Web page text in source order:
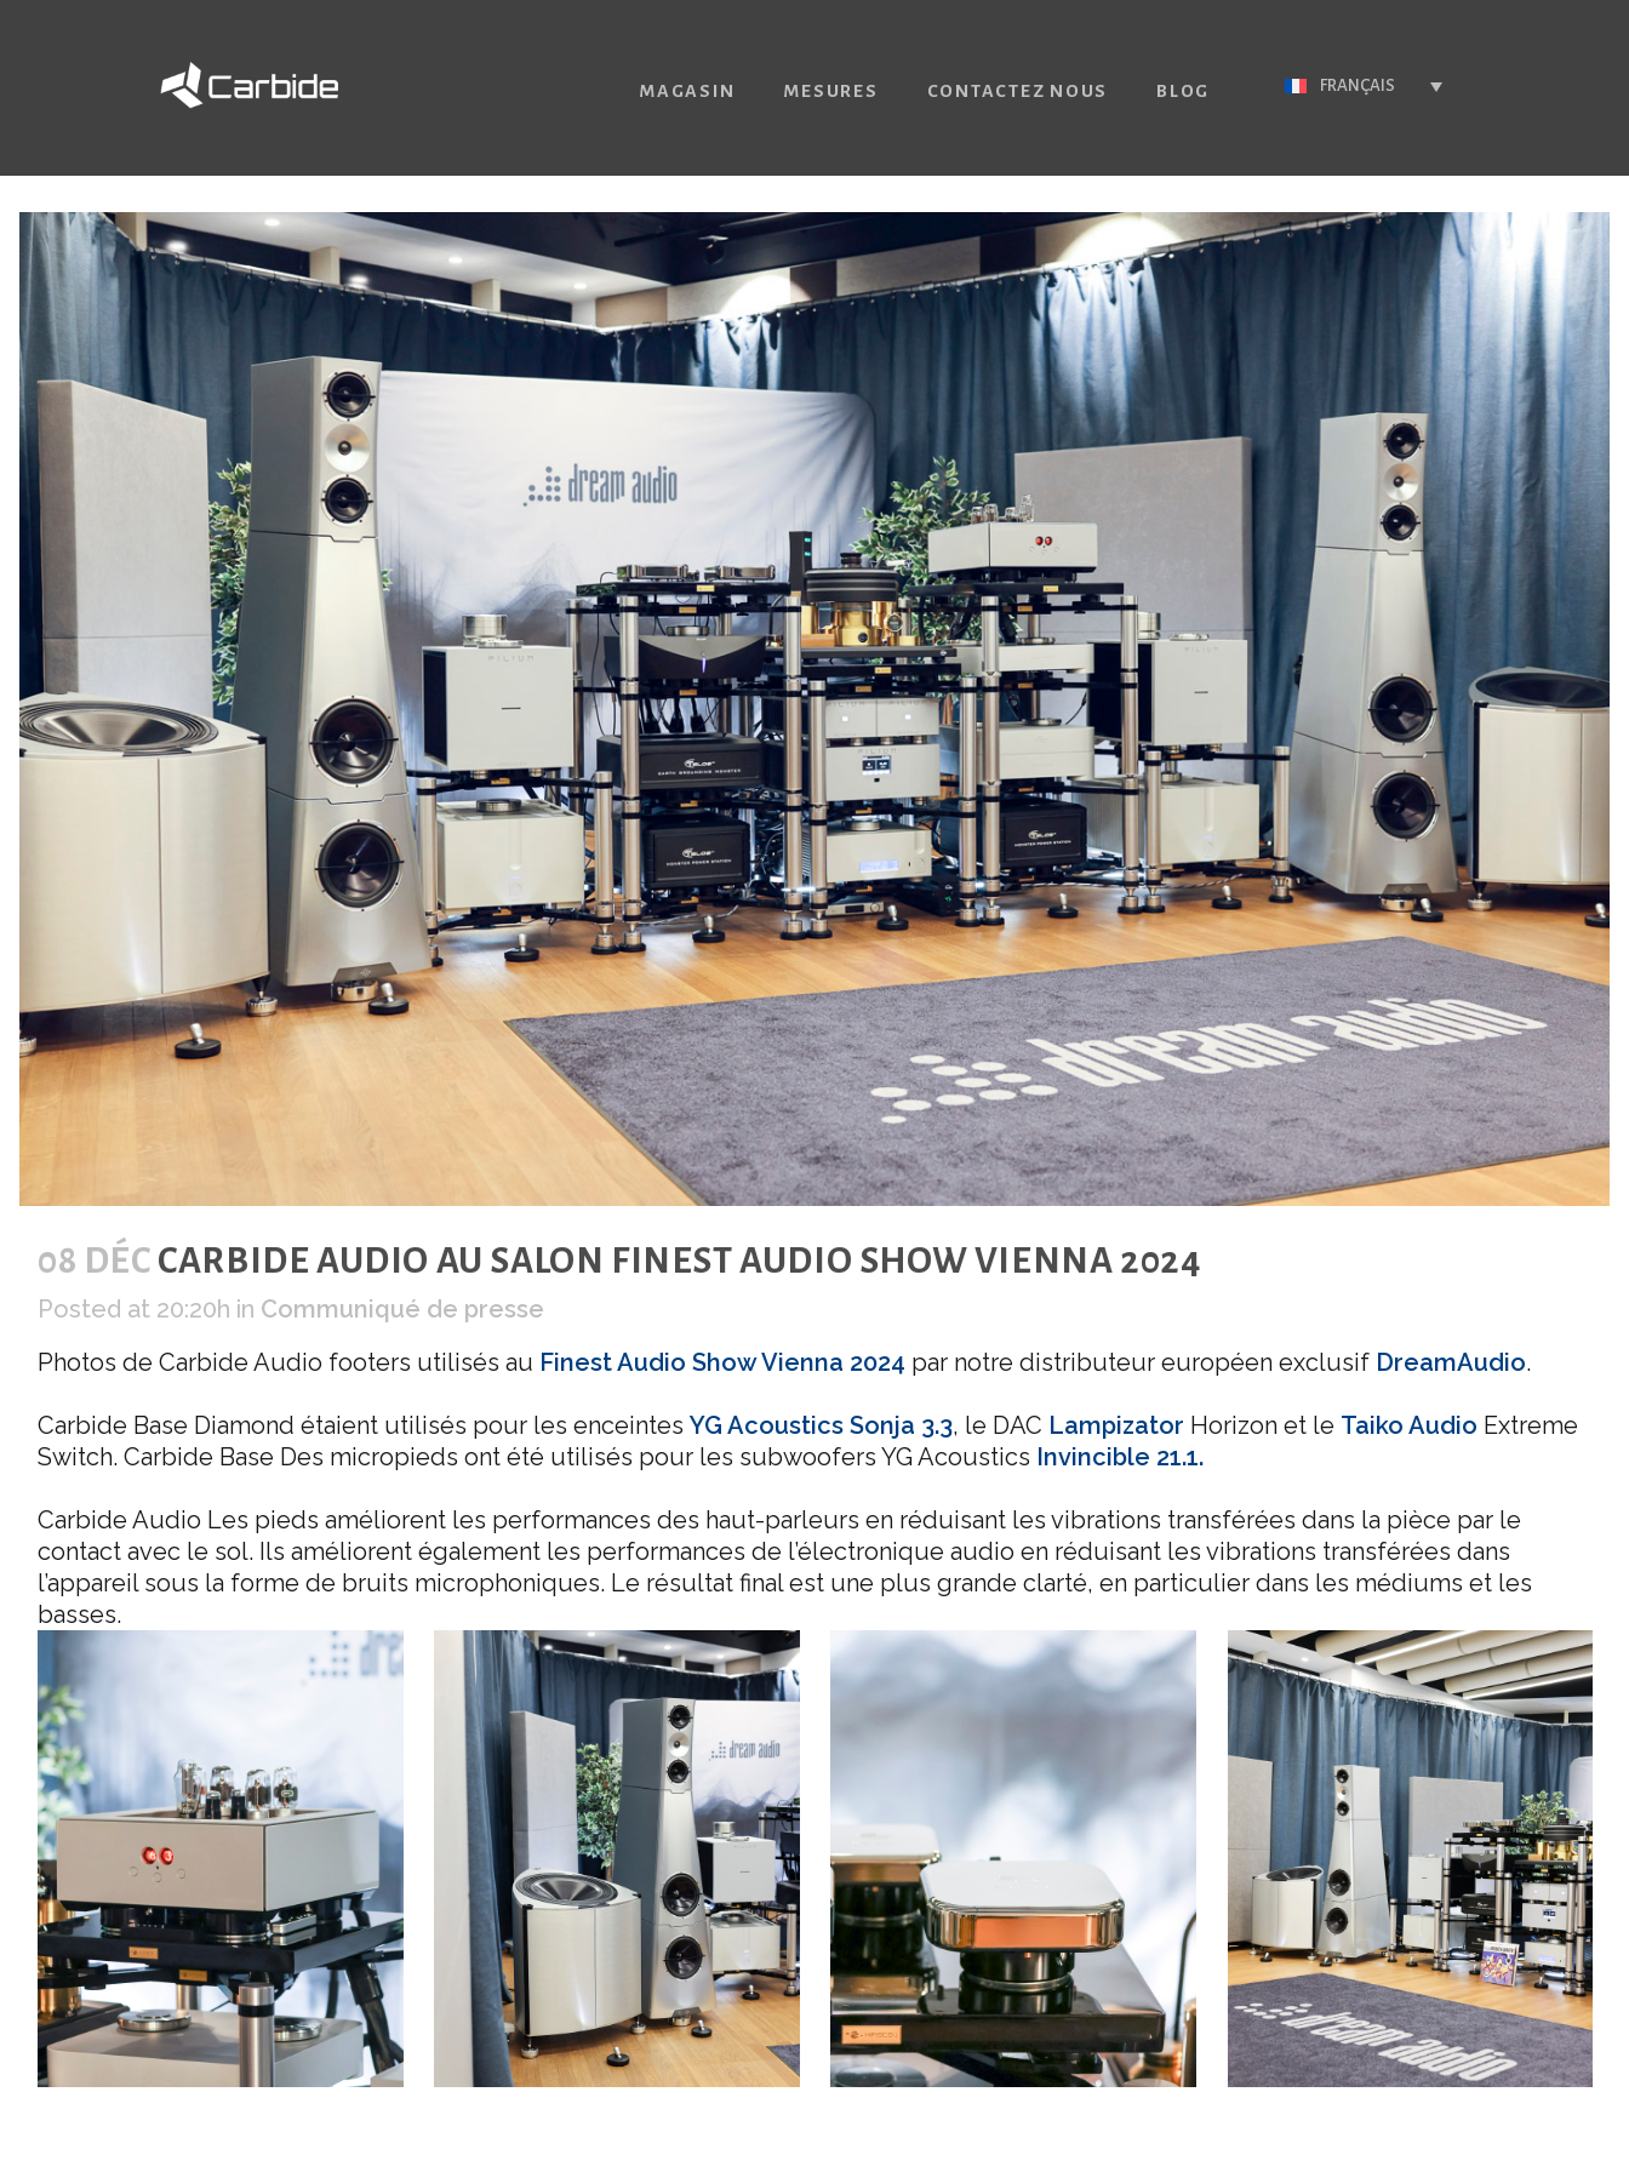
FRANÇAIS
MAGASIN MESURES CONTACTEZ NOUS BLOG
08 DÉC CARBIDE AUDIO AU SALON FINEST AUDIO SHOW VIENNA 2024
Posted at 20:20h in Communiqué de presse
Photos de Carbide Audio footers utilisés au Finest Audio Show Vienna 2024 par notre distributeur européen exclusif DreamAudio.
Carbide Base Diamond étaient utilisés pour les enceintes YG Acoustics Sonja 3.3, le DAC Lampizator Horizon et le Taiko Audio Extreme
Switch. Carbide Base Des micropieds ont été utilisés pour les subwoofers YG Acoustics Invincible 21.1.
Carbide Audio Les pieds améliorent les performances des haut-parleurs en réduisant les vibrations transférées dans la pièce par le
contact avec le sol. Ils améliorent également les performances de l’électronique audio en réduisant les vibrations transférées dans
l’appareil sous la forme de bruits microphoniques. Le résultat final est une plus grande clarté, en particulier dans les médiums et les
basses.